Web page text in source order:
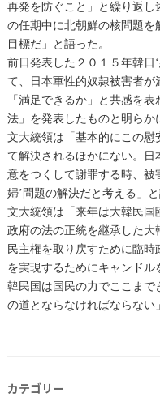
再発を防ぐこと」と繰り返
の任期中に北朝鮮の核問題
目標だ」と語った。
前日発表した２０１５年韓日
て、日本軍性的奴隷被害者
「満足できるか」と共感を
法」を発表したものと明らか
文大統領は「基本的にこの慰
て解決されるほかにない。
意をつくして謝罪する時、被
婦’問題の解決だと考える」と
文大統領は「来年は大韓民
政府の法の正統を継承した大
民主権を取り戻すために臨
を実現するためにキャンド
韓民国は国民の力でここま
の道とならなければならない
カテゴリー